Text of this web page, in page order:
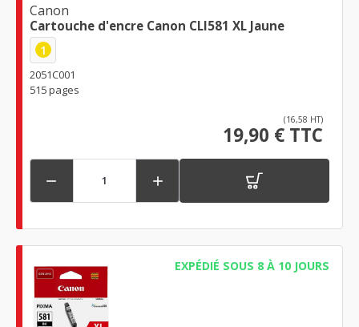
Canon
Cartouche d'encre Canon CLI581 XL Jaune
1
2051C001
515 pages
(16,58 HT)
19,90 € TTC
 
EXPÉDIÉ SOUS 8 À 10 JOURS